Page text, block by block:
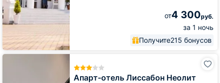
от4 300руб.
за 1 ночь
Получите215 бонусов
Апарт-отель Лиссабон Неолит
Апарт-